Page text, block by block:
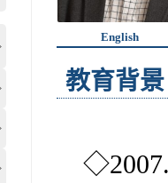
English
教育背景
◇